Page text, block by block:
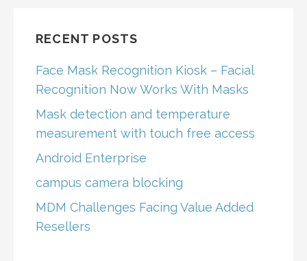
RECENT POSTS
Face Mask Recognition Kiosk – Facial
Recognition Now Works With Masks
Mask detection and temperature
measurement with touch free access
Android Enterprise
campus camera blocking
MDM Challenges Facing Value Added
Resellers